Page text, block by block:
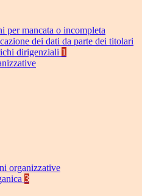
per mancata o incompleta
dei dati da parte dei titolari
dirigenziali 1
organizzative
3